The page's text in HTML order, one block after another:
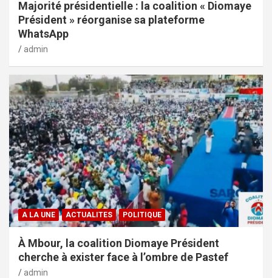
Majorité présidentielle : la coalition « Diomaye
Président » réorganise sa plateforme
WhatsApp
admin
A LA UNE ACTUALITES POLITIQUE
À Mbour, la coalition Diomaye Président
cherche à exister face à l’ombre de Pastef
admin